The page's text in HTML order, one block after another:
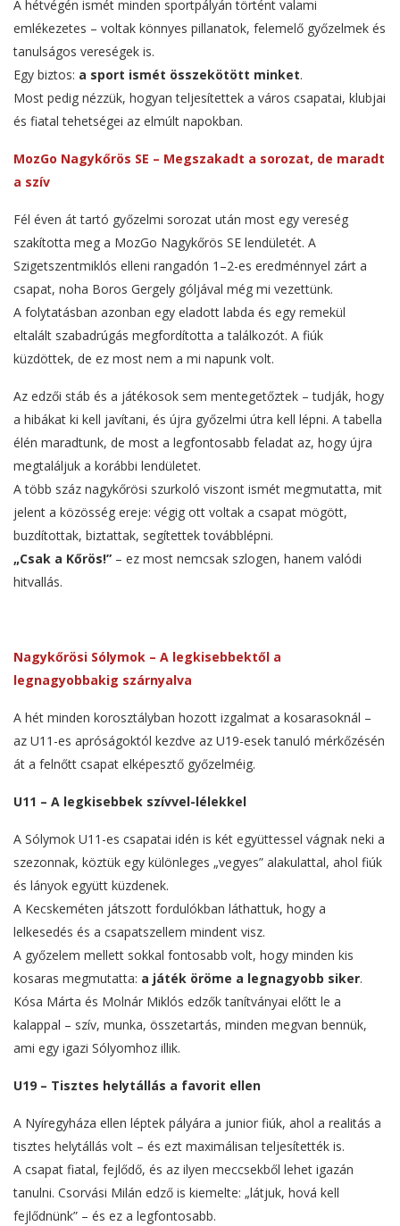
A hétvégén ismét minden sportpályán történt valami
emlékezetes – voltak könnyes pillanatok, felemelő győzelmek és
tanulságos vereségek is.
Egy biztos: a sport ismét összekötött minket.
Most pedig nézzük, hogyan teljesítettek a város csapatai, klubjai
és fiatal tehetségei az elmúlt napokban.
MozGo Nagykőrös SE – Megszakadt a sorozat, de maradt
a szív
Fél éven át tartó győzelmi sorozat után most egy vereség
szakította meg a MozGo Nagykőrös SE lendületét. A
Szigetszentmiklós elleni rangadón 1–2-es eredménnyel zárt a
csapat, noha Boros Gergely góljával még mi vezettünk.
A folytatásban azonban egy eladott labda és egy remekül
eltalált szabadrúgás megfordította a találkozót. A fiúk
küzdöttek, de ez most nem a mi napunk volt.
Az edzői stáb és a játékosok sem mentegetőztek – tudják, hogy
a hibákat ki kell javítani, és újra győzelmi útra kell lépni. A tabella
élén maradtunk, de most a legfontosabb feladat az, hogy újra
megtaláljuk a korábbi lendületet.
A több száz nagykőrösi szurkoló viszont ismét megmutatta, mit
jelent a közösség ereje: végig ott voltak a csapat mögött,
buzdítottak, biztattak, segítettek továbblépni.
„Csak a Kőrös!” – ez most nemcsak szlogen, hanem valódi
hitvallás.
Nagykőrösi Sólymok – A legkisebbektől a
legnagyobbakig szárnyalva
A hét minden korosztályban hozott izgalmat a kosarasoknál –
az U11-es apróságoktól kezdve az U19-esek tanuló mérkőzésén
át a felnőtt csapat elképesztő győzelméig.
U11 – A legkisebbek szívvel-lélekkel
A Sólymok U11-es csapatai idén is két együttessel vágnak neki a
szezonnak, köztük egy különleges „vegyes” alakulattal, ahol fiúk
és lányok együtt küzdenek.
A Kecskeméten játszott fordulókban láthattuk, hogy a
lelkesedés és a csapatszellem mindent visz.
A győzelem mellett sokkal fontosabb volt, hogy minden kis
kosaras megmutatta: a játék öröme a legnagyobb siker.
Kósa Márta és Molnár Miklós edzők tanítványai előtt le a
kalappal – szív, munka, összetartás, minden megvan bennük,
ami egy igazi Sólyomhoz illik.
U19 – Tisztes helytállás a favorit ellen
A Nyíregyháza ellen léptek pályára a junior fiúk, ahol a realitás a
tisztes helytállás volt – és ezt maximálisan teljesítették is.
A csapat fiatal, fejlődő, és az ilyen meccsekből lehet igazán
tanulni. Csorvási Milán edző is kiemelte: „látjuk, hová kell
fejlődnünk” – és ez a legfontosabb.